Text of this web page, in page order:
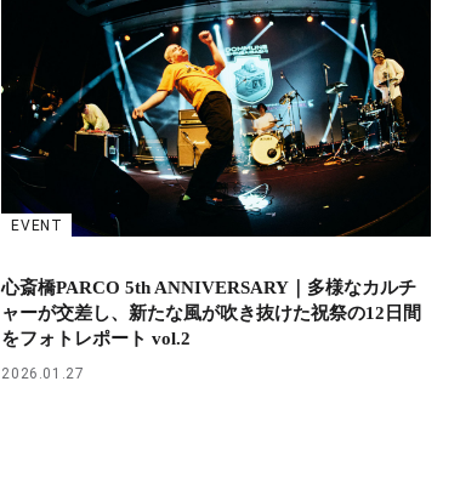
EVENT
心斎橋PARCO 5th ANNIVERSARY｜多様なカルチ
ャーが交差し、新たな風が吹き抜けた祝祭の12日間
をフォトレポート vol.2
2026.01.27